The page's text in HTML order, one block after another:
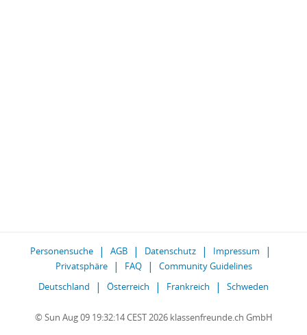
Personensuche AGB Datenschutz
Impressum
Privatsphäre
FAQ
Community Guidelines
Deutschland
Österreich Frankreich Schweden
© Sun Aug 09 19:32:14 CEST 2026 klassenfreunde.ch GmbH